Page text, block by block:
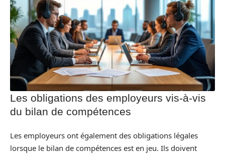
Les obligations des employeurs vis-à-vis
du bilan de compétences
Les employeurs ont également des obligations légales
lorsque le bilan de compétences est en jeu. Ils doivent